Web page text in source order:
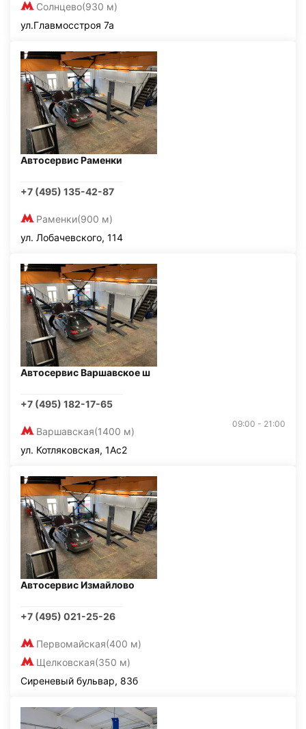
Солнцево(930 м)
ул.Главмосстроя 7а
Автосервис Раменки
+7 (495) 135-42-87
Раменки(900 м)
ул. Лобачевского, 114
Автосервис Варшавское ш
+7 (495) 182-17-65
Варшавская(1400 м)
09:00 - 21:00
ул. Котляковская, 1Ас2
Автосервис Измайлово
+7 (495) 021-25-26
Первомайская(400 м)
Щелковская(350 м)
Сиреневый бульвар, 83б